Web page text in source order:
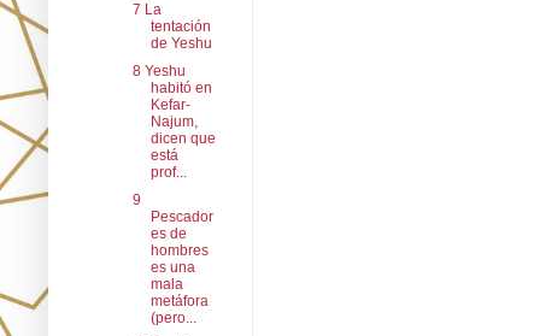
7 La
tentación
de Yeshu
8 Yeshu
habitó en
Kefar-
Najum,
dicen que
está
prof...
9
Pescador
es de
hombres
es una
mala
metáfora
(pero...